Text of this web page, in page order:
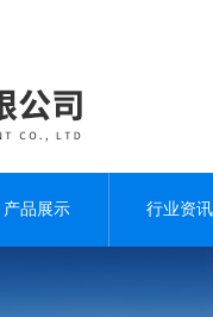
产品展示 行业资讯